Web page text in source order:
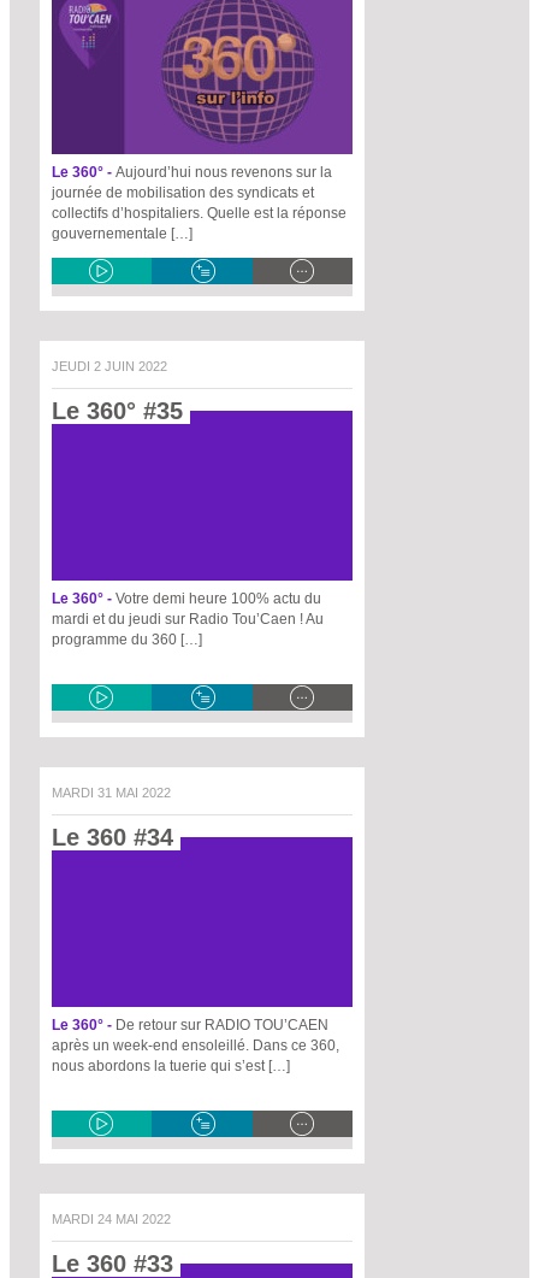
Le 360° - Aujourd’hui nous revenons sur la
journée de mobilisation des syndicats et
collectifs d’hospitaliers. Quelle est la réponse
gouvernementale […]
JEUDI 2 JUIN 2022
Le 360° #35
Le 360° - Votre demi heure 100% actu du
mardi et du jeudi sur Radio Tou’Caen ! Au
programme du 360 […]
MARDI 31 MAI 2022
Le 360 #34
Le 360° - De retour sur RADIO TOU’CAEN
après un week-end ensoleillé. Dans ce 360,
nous abordons la tuerie qui s’est […]
MARDI 24 MAI 2022
Le 360 #33